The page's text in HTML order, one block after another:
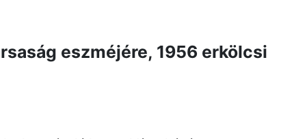
eszméjére, 1956 erkölcsi